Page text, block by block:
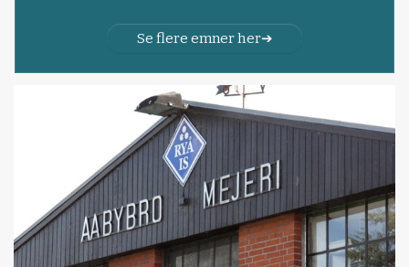
Se flere emner her